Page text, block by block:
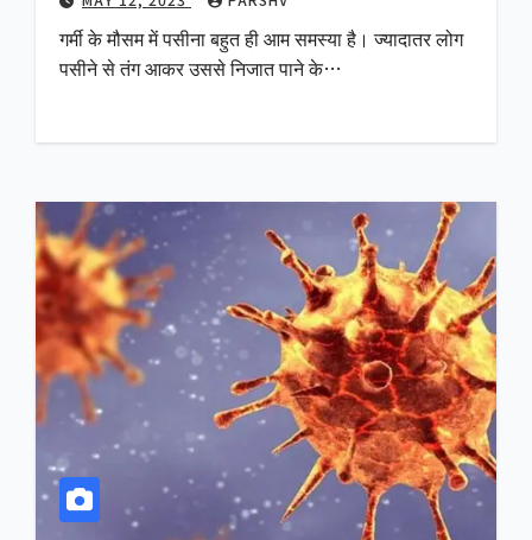
गर्मी के मौसम में पसीना बहुत ही आम समस्या है। ज्यादातर लोग
पसीने से तंग आकर उससे निजात पाने के…